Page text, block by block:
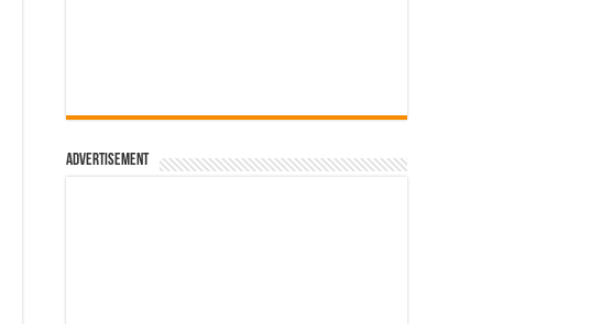
Advertisement